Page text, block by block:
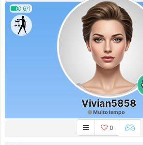
0.6/1
Vivian5858
Muito tempo
0